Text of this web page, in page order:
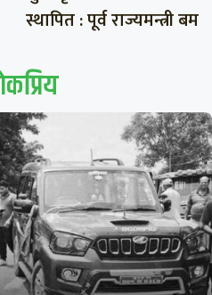
स्थापित : पूर्व राज्यमन्त्री बम